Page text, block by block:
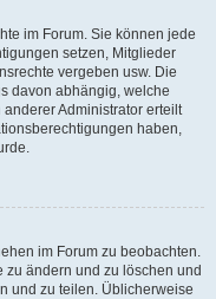
im Forum. Sie können jede
setzen, Mitglieder
vergeben usw. Die
davon abhängig, welche
Administrator erteilt
haben,
im Forum zu beobachten.
ändern und zu löschen und
und zu teilen. Üblicherweise